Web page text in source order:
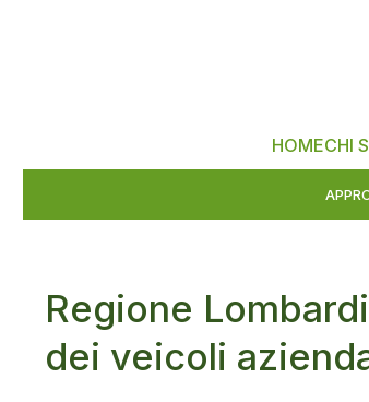
HOMECHI
Regione
dei veicoli